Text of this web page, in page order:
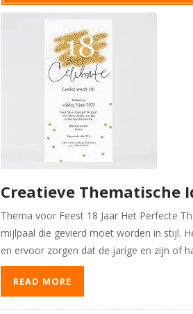
Creatieve Thematische
Thema voor Feest 18 Jaar Het Perfecte
mijlpaal die gevierd moet worden in stijl.
en ervoor zorgen dat de jarige en zijn of
READ MORE